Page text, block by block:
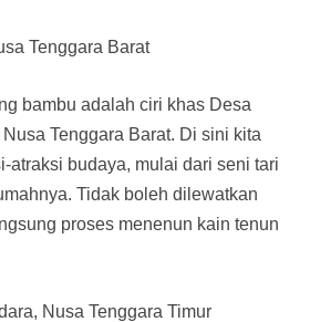
Tenggara Barat
bambu adalah ciri khas Desa
Tenggara Barat. Di sini kita
atraksi budaya, mulai dari seni tari
Tidak boleh dilewatkan
proses menenun kain tenun
Nusa Tenggara Timur